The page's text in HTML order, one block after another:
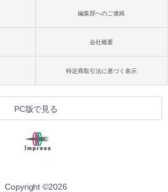
編集部へのご連絡
会社概要
特定商取引法に基づく表示
PC版で見る
Copyright ©2026